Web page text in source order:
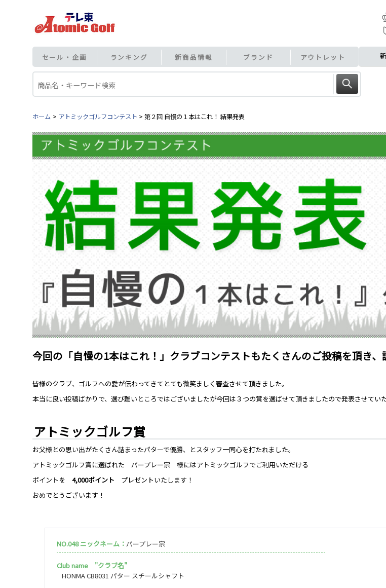
セール・企画 ランキング 新商品情報 ブランド アウトレット 新
ホーム アトミックゴルフコンテスト 第２回 自慢の１本はこれ！ 結果発表
今回の「自慢の1本はこれ！」クラブコンテストもたくさんのご投稿を頂き、
皆様のクラブ、ゴルフへの愛が伝わってきてとても微笑ましく審査させて頂きました。
本当に良い投稿ばかりで、選び難いところではございましたが今回は３つの賞を選ばせて頂きましたので発表させてい
アトミックゴルフ賞
お父様との思い出がたくさん詰まったパターで優勝、とスタッフ一同心を打たれました。
アトミックゴルフ賞に選ばれた パープレー宗 様にはアトミックゴルフでご利用いただける
ポイントを 4,000ポイント プレゼントいたします！
おめでとうございます！
NO.048 ニックネーム：パープレー宗
Club name "クラブ名"
HONMA CB8031 パター スチールシャフト